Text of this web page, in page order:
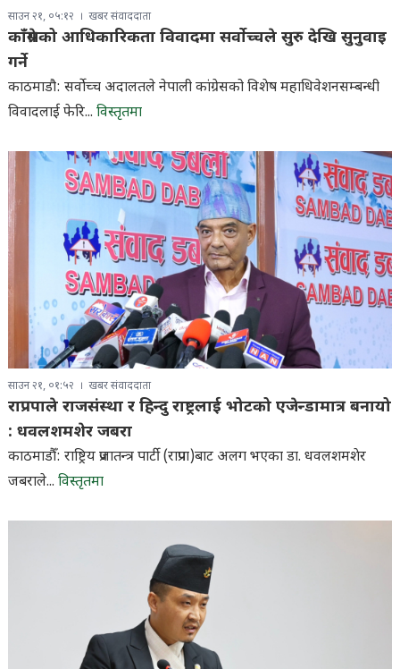
साउन २१, ०५:१२ खबर संवाददाता
काँग्रेसको आधिकारिकता विवादमा सर्वोच्चले सुरु देखि सुनुवाइ
गर्ने
काठमाडौ: सर्वोच्च अदालतले नेपाली कांग्रेसको विशेष महाधिवेशनसम्बन्धी
विवादलाई फेरि... विस्तृतमा
साउन २१, ०१:५२ खबर संवाददाता
राप्रपाले राजसंस्था र हिन्दु राष्ट्रलाई भोटको एजेन्डामात्र बनायो
: धवलशमशेर जबरा
काठमाडौँ: राष्ट्रिय प्रजातन्त्र पार्टी (राप्रपा)बाट अलग भएका डा. धवलशमशेर
जबराले... विस्तृतमा